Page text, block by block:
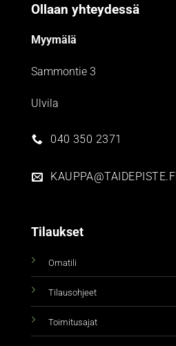
Ollaan yhteydessä
Myymälä
Sammontie 3
Ulvila
040 350 2371
KAUPPA@TAIDEPISTE.FI
Tilaukset
Omatili
Tilausohjeet
Toimitusajat